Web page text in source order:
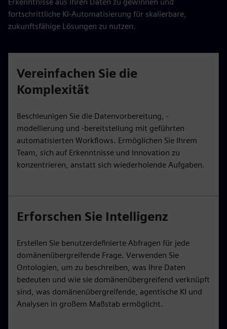
fortschrittliche KI-Automatisierung für skalierbare,
zukunftsfähige Lösungen zu nutzen.
Vereinfachen Sie die
Komplexität
Beschleunigen Sie die Datenvorbereitung, -
modellierung und -bereitstellung mit geführten
automatisierten Workflows. Ermöglichen Sie Ihrem
Team, sich auf Erkenntnisse und Innovation zu
konzentrieren, anstatt sich wiederholende Aufgaben.
Erforschen Sie Intelligenz
Erstellen Sie benutzerdefinierte Abfragen für jede
domänenübergreifende Frage. Verwenden Sie
Ontologien, um zu beschreiben, was Ihre Daten
bedeuten und wie sie domänenübergreifend verknüpft
sind, was domänenübergreifende, agentische KI und
Analysen in großem Maßstab ermöglicht.